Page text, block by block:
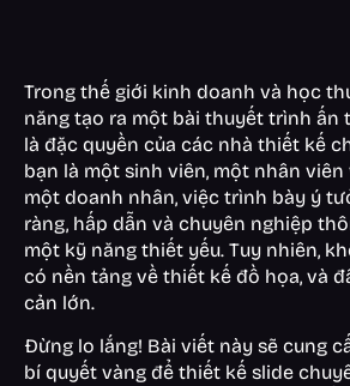
Trong thế giới kinh doanh và học
năng tạo ra một bài thuyết trình ấn
là đặc quyền của các nhà thiết kế
bạn là một sinh viên, một nhân
một doanh nhân, việc trình bày ý
ràng, hấp dẫn và chuyên nghiệp
một kỹ năng thiết yếu. Tuy nhiên,
có nền tảng về thiết kế đồ họa, và
cản lớn.
Đừng lo lắng! Bài viết này sẽ cung
bí quyết vàng để thiết kế slide